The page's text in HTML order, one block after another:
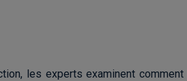
les experts examinent comment